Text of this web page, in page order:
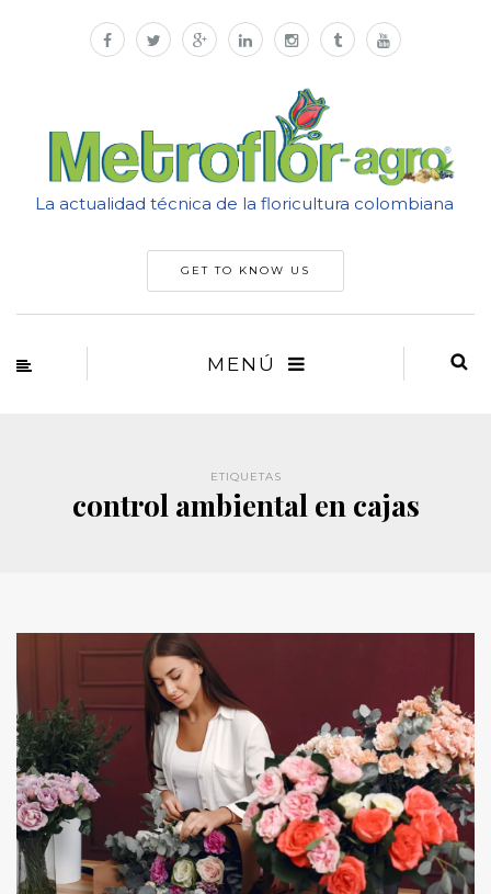
La actualidad técnica de la floricultura colombiana
GET TO KNOW US
MENÚ
ETIQUETAS
control ambiental en cajas